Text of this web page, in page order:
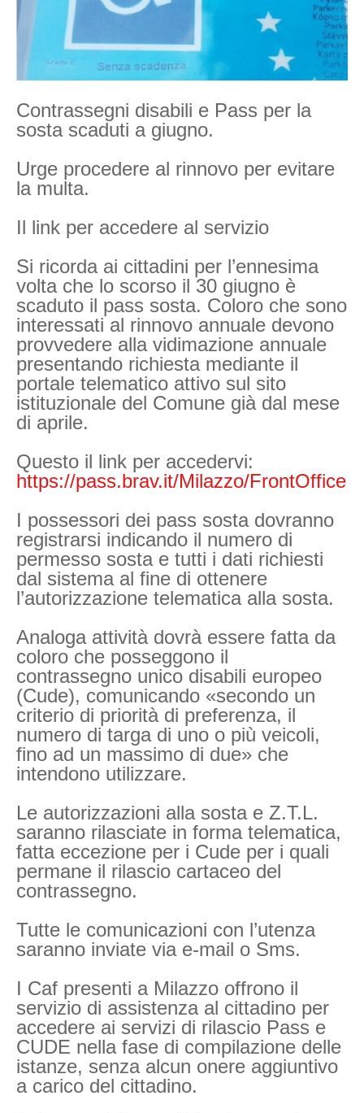
Contrassegni disabili e Pass per la
sosta scaduti a giugno.
Urge procedere al rinnovo per evitare
la multa.
Il link per accedere al servizio
Si ricorda ai cittadini per l’ennesima
volta che lo scorso il 30 giugno è
scaduto il pass sosta. Coloro che sono
interessati al rinnovo annuale devono
provvedere alla vidimazione annuale
presentando richiesta mediante il
portale telematico attivo sul sito
istituzionale del Comune già dal mese
di aprile.
Questo il link per accedervi:
https://pass.brav.it/Milazzo/FrontOffice
I possessori dei pass sosta dovranno
registrarsi indicando il numero di
permesso sosta e tutti i dati richiesti
dal sistema al fine di ottenere
l’autorizzazione telematica alla sosta.
Analoga attività dovrà essere fatta da
coloro che posseggono il
contrassegno unico disabili europeo
(Cude), comunicando «secondo un
criterio di priorità di preferenza, il
numero di targa di uno o più veicoli,
fino ad un massimo di due» che
intendono utilizzare.
Le autorizzazioni alla sosta e Z.T.L.
saranno rilasciate in forma telematica,
fatta eccezione per i Cude per i quali
permane il rilascio cartaceo del
contrassegno.
Tutte le comunicazioni con l’utenza
saranno inviate via e-mail o Sms.
I Caf presenti a Milazzo offrono il
servizio di assistenza al cittadino per
accedere ai servizi di rilascio Pass e
CUDE nella fase di compilazione delle
istanze, senza alcun onere aggiuntivo
a carico del cittadino.